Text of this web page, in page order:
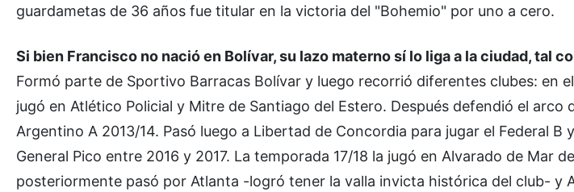
guardametas de 36 años fue titular en la victoria del "Bohemio" por uno a cero.
Si bien Francisco no nació en Bolívar, su lazo materno sí lo liga a la ciudad, tal
Formó parte de Sportivo Barracas Bolívar y luego recorrió diferentes clubes: en
jugó en Atlético Policial y Mitre de Santiago del Estero. Después defendió el arco
Argentino A 2013/14. Pasó luego a Libertad de Concordia para jugar el Federal B
General Pico entre 2016 y 2017. La temporada 17/18 la jugó en Alvarado de Mar
posteriormente pasó por Atlanta -logró tener la valla invicta histórica del club- y